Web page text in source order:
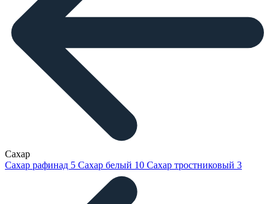
Сахар
Сахар рафинад 5 Сахар белый 10 Сахар тростниковый 3